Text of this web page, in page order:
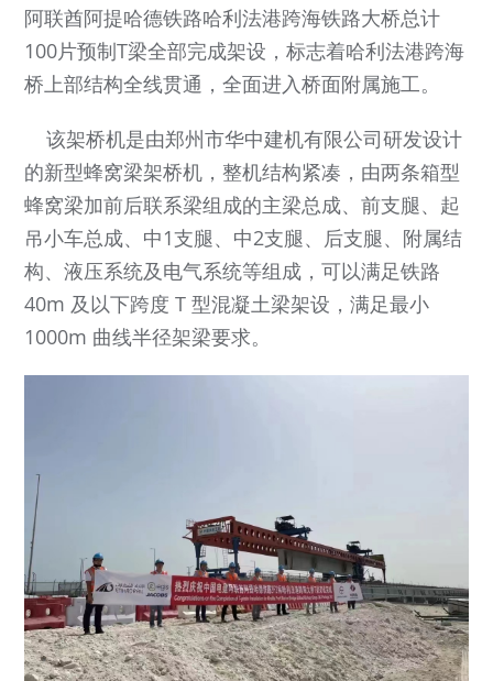
阿联酋阿提哈德铁路哈利法港跨海铁路大桥总计
100片预制T梁全部完成架设，标志着哈利法港跨海
桥上部结构全线贯通，全面进入桥面附属施工。
该架桥机是由郑州市华中建机有限公司研发设计
的新型蜂窝梁架桥机，整机结构紧凑，由两条箱型
蜂窝梁加前后联系梁组成的主梁总成、前支腿、起
吊小车总成、中1支腿、中2支腿、后支腿、附属结
构、液压系统及电气系统等组成，可以满足铁路
40m 及以下跨度 T 型混凝土梁架设，满足最小
1000m 曲线半径架梁要求。